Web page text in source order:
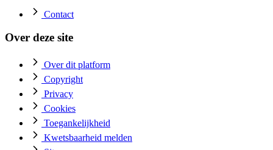
Contact
Over deze site
Over dit platform
Copyright
Privacy
Cookies
Toegankelijkheid
Kwetsbaarheid melden